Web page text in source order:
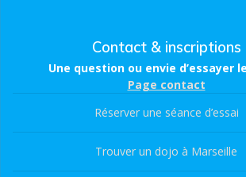
Contact & inscriptions
Une question ou envie d’essayer
Page contact
Réserver une séance d’essai
Trouver un dojo à Marseille